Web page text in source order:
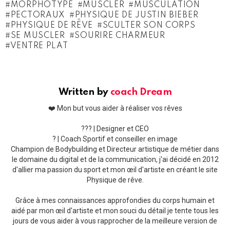
MORPHOTYPE
MUSCLER
MUSCULATION
PECTORAUX
PHYSIQUE DE JUSTIN BIEBER
PHYSIQUE DE RÊVE
SCULTER SON CORPS
SE MUSCLER
SOURIRE CHARMEUR
VENTRE PLAT
Written by coach Dream
❤️ Mon but vous aider à réaliser vos rêves
??‍? | Designer et CEO
? | Coach Sportif et conseiller en image
Champion de Bodybuilding et Directeur artistique de métier dans
le domaine du digital et de la communication, j'ai décidé en 2012
d'allier ma passion du sport et mon œil d'artiste en créant le site
Physique de rêve.
Grâce à mes connaissances approfondies du corps humain et
aidé par mon œil d'artiste et mon souci du détail je tente tous les
jours de vous aider à vous rapprocher de la meilleure version de